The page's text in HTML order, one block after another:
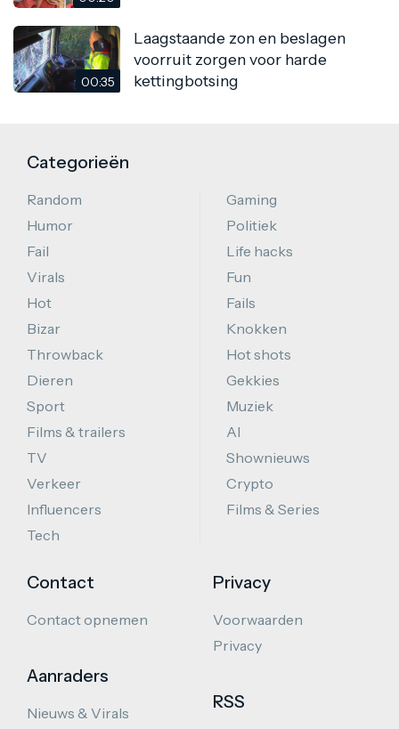
00:35
Laagstaande zon en beslagen
voorruit zorgen voor harde
kettingbotsing
Categorieën
Random
Humor
Fail
Virals
Hot
Bizar
Throwback
Dieren
Sport
Films & trailers
TV
Verkeer
Influencers
Tech
Gaming
Politiek
Life hacks
Fun
Fails
Knokken
Hot shots
Gekkies
Muziek
AI
Shownieuws
Crypto
Films & Series
Contact
Contact opnemen
Aanraders
Nieuws & Virals
Privacy
Voorwaarden
Privacy
RSS